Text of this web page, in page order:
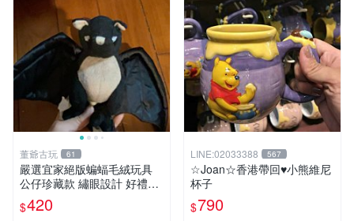
董爺古玩 61
嚴選宜家絕版蝙蝠毛絨玩具
公仔珍藏款 繡眼設計 好禮推
薦 蝙蝠玩偶 宜家稀有 毛絨收
藏 宜家玩具 毛絨公仔 絕版玩
$420
LINE:02033388 567
☆Joan☆香港帶回♥小熊維尼
杯子
$790